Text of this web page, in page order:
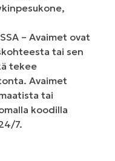
– Avaimet ovat
tai sen
tekee
Avaimet
tai
koodilla
7.